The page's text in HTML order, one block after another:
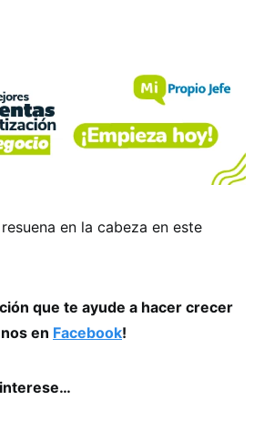
en la cabeza en este
que te ayude a hacer crecer
en Facebook!